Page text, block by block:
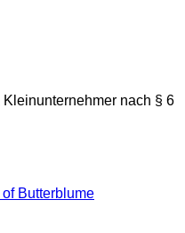
nach § 6